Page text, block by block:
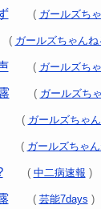
( ガールズち
( ガールズちゃんね
( ガールズち
( ガールズち
( ガールズちゃ
( ガールズちゃ
( 中二病速報 )
( 芸能7days )